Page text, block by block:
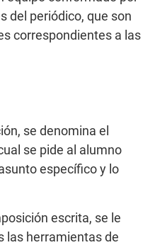
del periódico, que son
correspondientes a las
se denomina el
se pide al alumno
específico y lo
escrita, se le
las herramientas de